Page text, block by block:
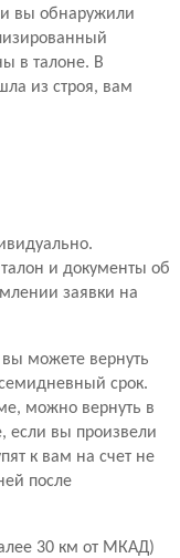
вы обнаружили
в талоне. В
из строя, вам
и документы об
заявки на
вы можете вернуть
срок.
можно вернуть в
если вы произвели
к вам на счет не
после
30 км от МКАД)